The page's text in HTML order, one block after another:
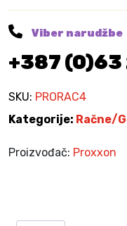
4
4
z
b
p
r
Viber narudžbe
+387
SKU: PRORAC4
Kategorije: Račne/
Proizvođač: Proxxon